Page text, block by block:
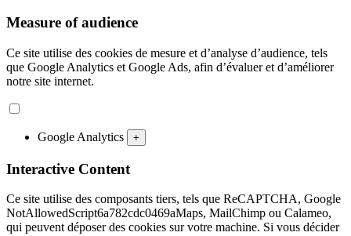
Measure of audience
Ce site utilise des cookies de mesure et d’analyse d’audience, tels
que Google Analytics et Google Ads, afin d’évaluer et d’améliorer
notre site internet.
Google Analytics +
Interactive Content
Ce site utilise des composants tiers, tels que ReCAPTCHA, Google
NotAllowedScript6a782cdc0469aMaps, MailChimp ou Calameo,
qui peuvent déposer des cookies sur votre machine. Si vous décider